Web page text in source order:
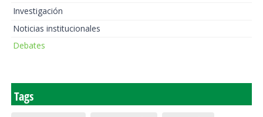
Investigación
Noticias institucionales
Debates
Tags